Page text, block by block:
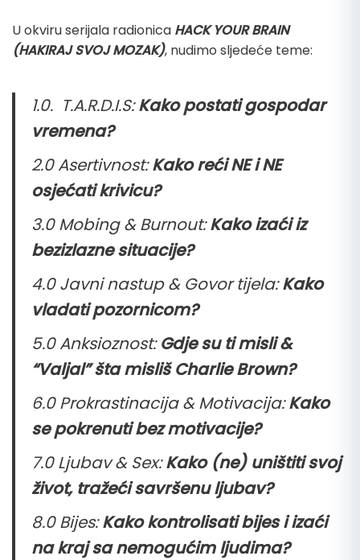
U okviru serijala radionica HACK YOUR BRAIN
(HAKIRAJ SVOJ MOZAK), nudimo sljedeće teme:
1.0. T.A.R.D.I.S:Kako postati gospodar
vremena?
2.0 Asertivnost:Kako reći NE i NE
osjećati krivicu?
3.0 Mobing & Burnout:Kako izaći iz
bezizlaznesituacije?
4.0 Javni nastup & Govor tijela:Kako
vladati pozornicom?
5.0 Anksioznost:Gdje su ti misli &
“Valjal” šta misliš Charlie Brown?
6.0 Prokrastinacija & Motivacija:Kako
se pokrenuti bez motivacije?
7.0 Ljubav & Sex:Kako (ne) uništiti svoj
život, tražeći savršenu ljubav?
8.0 Bijes:Kako kontrolisati bijes i izaći
na kraj sanemogućimljudima?